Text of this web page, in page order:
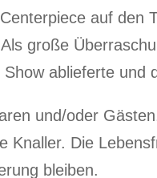
auf den
große
ablieferte und
und/oder
Die
bleiben.